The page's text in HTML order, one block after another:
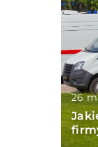
26